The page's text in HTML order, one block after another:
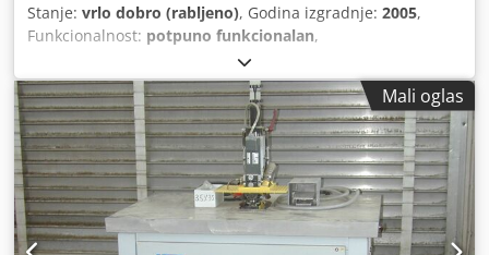
Stanje: vrlo dobro (rabljeno), Godina izgradnje: 2005,
Funkcionalnost: potpuno funkcionalan,
Mali oglas